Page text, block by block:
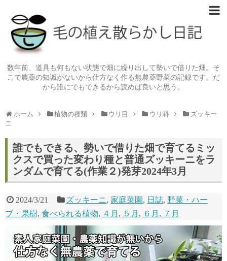
数年前、道具も何もない状態で畑に繰り出して勢いで借りた畑。そ
こで農薬の知識がないから仕方なく作る無農薬野菜の記録です。だ
から誰にでもできるから読めば良いと思う。
ホーム 植物の種類 ウリ目 ウリ科
ズッキー
ニ
誰でもできる、勢いで借りた畑で育てるミッ
クスで買った変わり種と普通ズッキーニをラ
ンダムで育てる(作業２)発芽2024年3月
2024/3/21 ズッキーニ,家庭菜園 , 日誌, 野菜・ハー
ブ・果樹, 食べられる植物, ４月 , ５月 , ６月 , ７月